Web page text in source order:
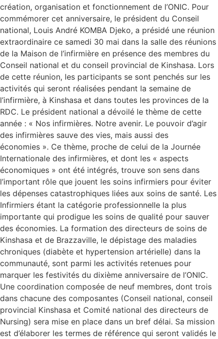
création, organisation et fonctionnement de l’ONIC. Pour
commémorer cet anniversaire, le président du Conseil
national, Louis André KOMBA Djeko, a présidé une réunion
extraordinaire ce samedi 30 mai dans la salle des réunions
de la Maison de l’infirmière en présence des membres du
Conseil national et du conseil provincial de Kinshasa. Lors
de cette réunion, les participants se sont penchés sur les
activités qui seront réalisées pendant la semaine de
l’infirmière, à Kinshasa et dans toutes les provinces de la
RDC. Le président national a dévoilé le thème de cette
année : « Nos infirmières. Notre avenir. Le pouvoir d’agir
des infirmières sauve des vies, mais aussi des
économies ». Ce thème, proche de celui de la Journée
Internationale des infirmières, et dont les « aspects
économiques » ont été intégrés, trouve son sens dans
l’important rôle que jouent les soins infirmiers pour éviter
les dépenses catastrophiques liées aux soins de santé. Les
Infirmiers étant la catégorie professionnelle la plus
importante qui prodigue les soins de qualité pour sauver
des économies. La formation des directeurs de soins de
Kinshasa et de Brazzaville, le dépistage des maladies
chroniques (diabète et hypertension artérielle) dans la
communauté, sont parmi les activités retenues pour
marquer les festivités du dixième anniversaire de l’ONIC.
Une coordination composée de neuf membres, dont trois
dans chacune des composantes (Conseil national, conseil
provincial Kinshasa et Comité national des directeurs de
Nursing) sera mise en place dans un bref délai. Sa mission
est d’élaborer les termes de référence qui seront validés le